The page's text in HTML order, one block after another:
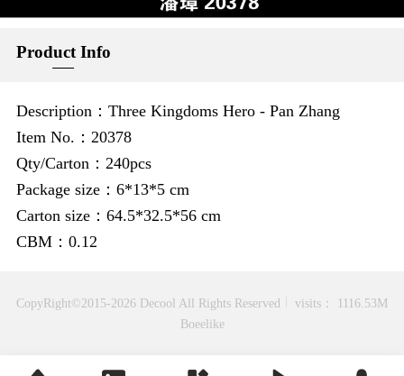
Product Info
Description：Three Kingdoms Hero - Pan Zhang
Item No.：20378
Qty/Carton：240pcs
Package size：6*13*5 cm
Carton size：64.5*32.5*56 cm
CBM：0.12
CopyRight©2015-2026 Decool All Rights Reserved
visits： 1116.53M
Boeelike